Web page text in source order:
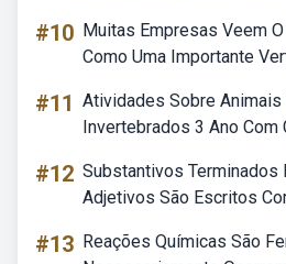
#10 Muitas Empresas Veem
Como Uma Importante
#11 Atividades Sobre
Invertebrados 3 Ano Com
#12 Substantivos Terminados
Adjetivos São Escritos
#13 Reações Químicas São